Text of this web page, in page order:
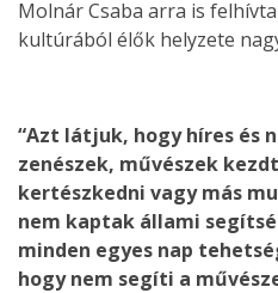
Molnár Csaba arra is
kultúrából élők helyzete
“Azt látjuk, hogy híres és
zenészek, művészek
kertészkedni vagy más
nem kaptak állami
minden egyes nap
hogy nem segíti a